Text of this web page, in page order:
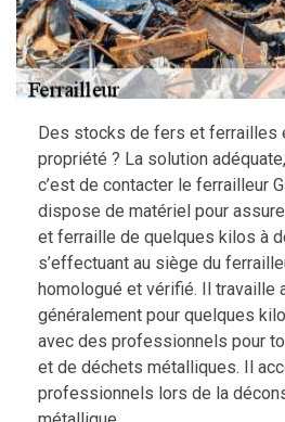
Des stocks de fers et ferrailles
propriété ? La solution
c’est de contacter le ferrailleur
dispose de matériel pour
et ferraille de quelques kilos à
s’effectuant au siège du
homologué et vérifié. Il travaille
généralement pour quelques
avec des professionnels pour
et de déchets métalliques. Il
professionnels lors de la